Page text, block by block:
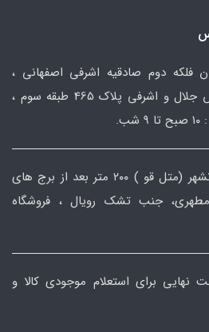
فلکه دوم صادقیه اشرفی اصفهانی ،
ابتدای جلال آل احمد ، نبش جلال و اشرفی پلاک 465 طبقه سوم ،
شعبه دوم : مازندران ، سلمانشهر (متل قو ) ۲۰۰ متر بعد از برج های
جنب تشک رویال ، فروشگاه
نهایی برای استعلام موجودی کالا و